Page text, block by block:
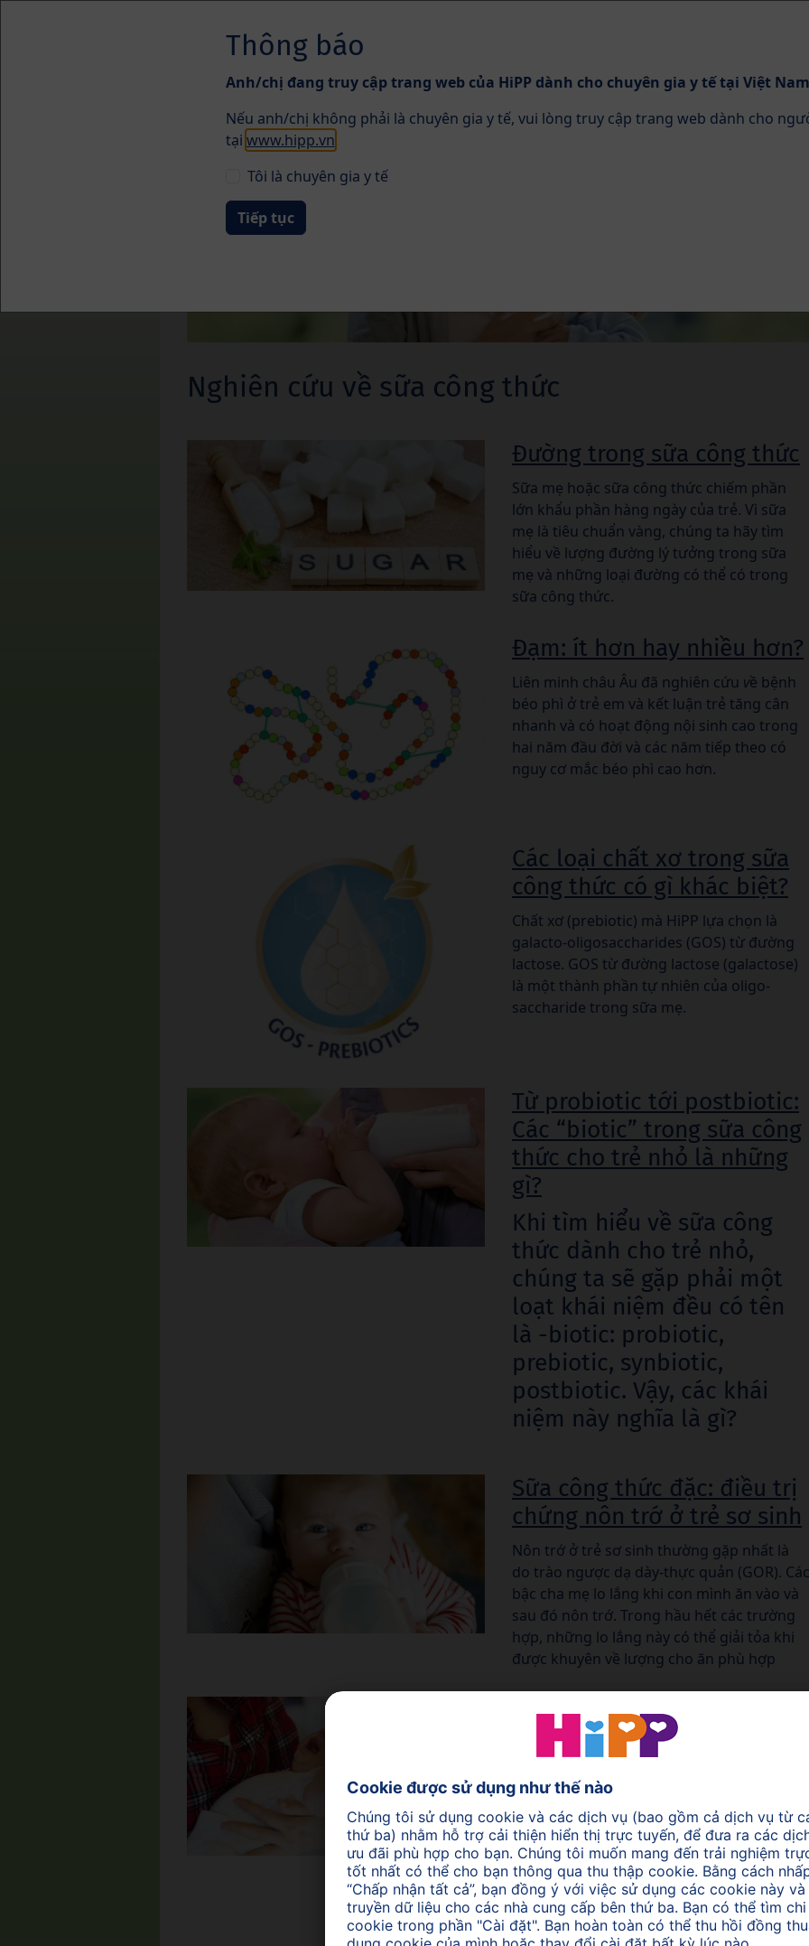
Sức khỏe Dinh dưỡng Chuyên môn & CME
Nghiên cứu về sữa công thức
Đường trong sữa công thức
Sữa mẹ hoặc sữa công thức chiếm phần
lớn khẩu phần hàng ngày của trẻ. Vì sữa
mẹ là tiêu chuẩn vàng, chúng ta hãy tìm
hiểu về lượng đường lý tưởng trong sữa
mẹ và những loại đường có thể có trong
sữa công thức.
Đạm: ít hơn hay nhiều hơn?
Liên minh châu Âu đã nghiên cứu về bệnh
béo phì ở trẻ em và kết luận trẻ tăng cân
nhanh và có hoạt động nội sinh cao trong
hai năm đầu đời và các năm tiếp theo có
nguy cơ mắc béo phì cao hơn.
Các loại chất xơ trong sữa
công thức có gì khác biệt?
Chất xơ (prebiotic) mà HiPP lựa chọn là
galacto-oligosaccharides (GOS) từ đường
lactose. GOS từ đường lactose (galactose)
là một thành phần tự nhiên của oligo-
saccharide trong sữa mẹ.
Từ probiotic tới postbiotic:
Các “biotic” trong sữa công
thức cho trẻ nhỏ là những
gì?
Khi tìm hiểu về sữa công
thức dành cho trẻ nhỏ,
chúng ta sẽ gặp phải một
loạt khái niệm đều có tên
là -biotic: probiotic,
prebiotic, synbiotic,
postbiotic. Vậy, các khái
niệm này nghĩa là gì?
Sữa công thức đặc: điều trị
chứng nôn trớ ở trẻ sơ sinh
Nôn trớ ở trẻ sơ sinh thường gặp nhất là
do trào ngược dạ dày-thực quản (GOR). Các
bậc cha mẹ lo lắng khi con mình ăn vào và
sau đó nôn trớ. Trong hầu hết các trường
hợp, những lo lắng này có thể giải tỏa khi
được khuyên về lượng cho ăn phù hợp
Tác dụng của một số loại
sữa công thức với colic ở
trẻ nhỏ
Trong những năm gần đây, thành phần của
hệ vi sinh vật đường ruột được coi là một
yếu tố nguy cơ độc lập đối với colic ở trẻ sơ
sinh. Một số nghiên cứu cho thấy rằng
không đủ lactobacilli trong những tháng
đầu đời có thể tạo thuận lợi cho sự phát
triển của colic.
Thông báo
Anh/chị đang truy cập trang web của HiPP dành cho chuyên gia y tế tại Việt
Nếu anh/chị không phải là chuyên gia y tế, vui lòng truy cập trang web dành cho
tại www.hipp.vn
Tôi là chuyên gia y tế